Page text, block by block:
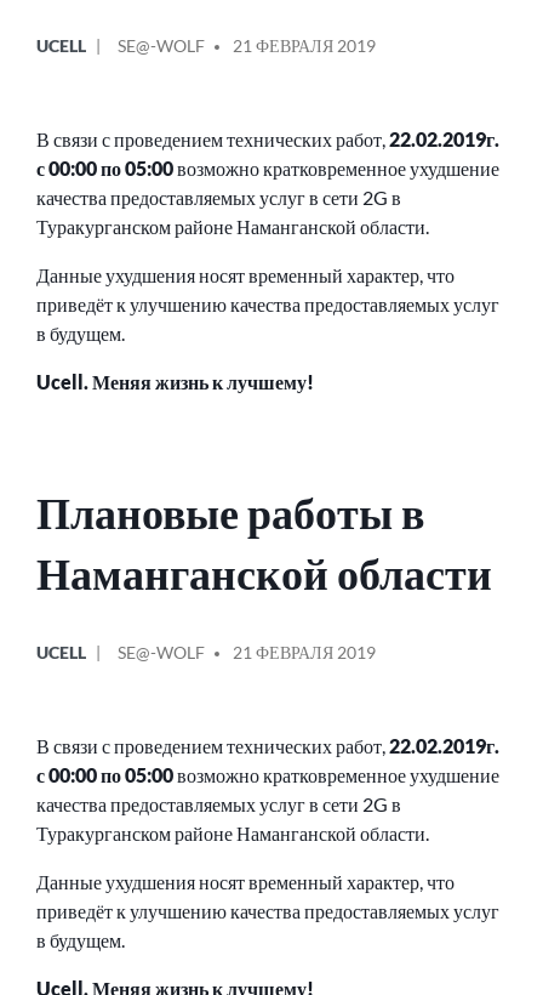
В
UCELL
ОТ
SE@-WOLF 21 ФЕВРАЛЯ 2019
В связи с проведением технических работ,22.02.2019г.
с 00:00 по 05:00возможно кратковременное ухудшение
качества предоставляемых услуг в сети 2G в
Туракурганском районе Наманганской области.
Данные ухудшения носят временный характер, что
приведёт к улучшению качества предоставляемых услуг
в будущем.
Ucell. Меняя жизнь к лучшему!
Плановые работы в
Наманганской области
В
UCELL
ОТ
SE@-WOLF 21 ФЕВРАЛЯ 2019
В связи с проведением технических работ, 22.02.2019г.
с 00:00 по 05:00возможно кратковременное ухудшение
качества предоставляемых услуг в сети 2G в
Туракурганском районе Наманганской области.
Данные ухудшения носят временный характер, что
приведёт к улучшению качества предоставляемых услуг
в будущем.
Ucell. Меняя жизнь к лучшему!